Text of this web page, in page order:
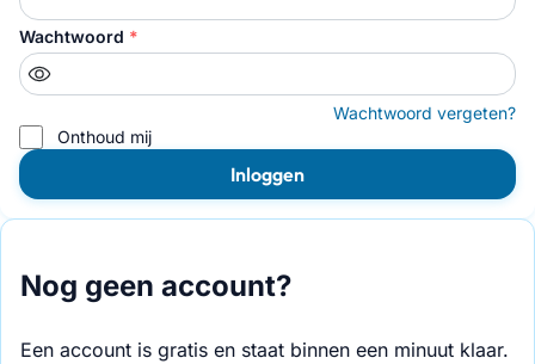
Wachtwoord *
Wachtwoord vergeten?
Onthoud mij
Inloggen
Nog geen account?
Een account is gratis en staat binnen een minuut klaar.